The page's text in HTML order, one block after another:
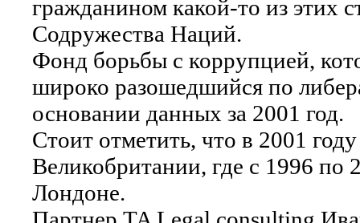
гражданином какой-то из этих
Содружества Наций.
Фонд борьбы с коррупцией,
широко разошедшийся по
основании данных за 2001 год.
Стоит отметить, что в 2001
Великобритании, где с 1996 по
Лондоне.